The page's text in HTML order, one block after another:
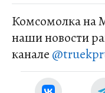
Комсомолка на
наши новости
канале